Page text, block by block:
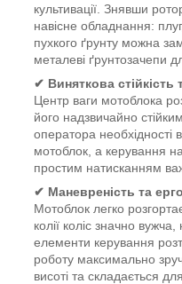
культивації. Знявши
навісне обладнання:
пухкого ґрунту можна
металеві ґрунтозачепи
✔ Виняткова стійкість
Центр ваги мотоблока
його надзвичайно
оператора необхідності
мотоблок, а керування
простим натисканням
✔ Маневреність та
Мотоблок легко
колії коліс значно
елементи керування
роботу максимально
висоті та складається